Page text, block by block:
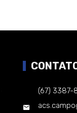
(67) 3387-